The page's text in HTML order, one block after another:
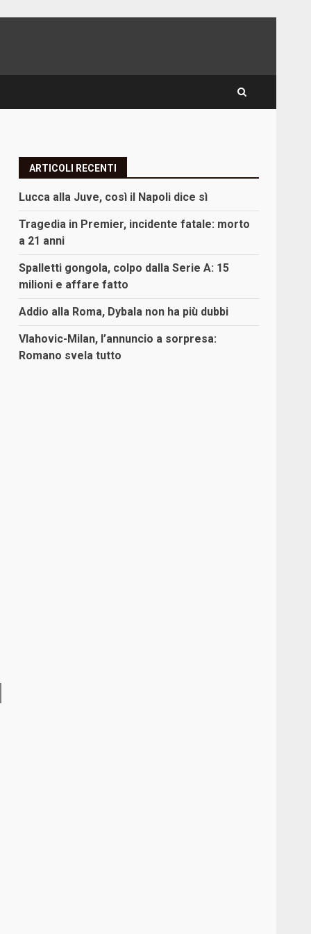
ARTICOLI RECENTI
Lucca alla Juve, così il Napoli dice sì
Tragedia in Premier, incidente fatale: morto
a 21 anni
Spalletti gongola, colpo dalla Serie A: 15
milioni e affare fatto
Addio alla Roma, Dybala non ha più dubbi
Vlahovic-Milan, l’annuncio a sorpresa:
Romano svela tutto